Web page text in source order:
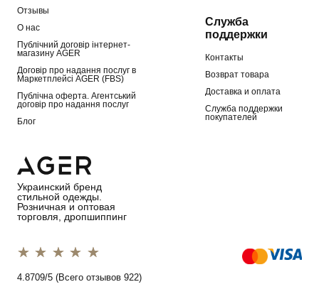
Отзывы
О нас
Публічний договір інтернет-
магазину AGER
Договір про надання послуг в
Маркетплейсі AGER (FBS)
Публічна оферта. Агентський
договір про надання послуг
Блог
Служба
поддержки
Контакты
Возврат товара
Доставка и оплата
Служба поддержки
покупателей
Украинский бренд
стильной одежды.
Розничная и оптовая
торговля, дропшиппинг
1 star
2 stars
3 stars
4 stars
5 stars
4.8709/5 (Всего отзывов 922)